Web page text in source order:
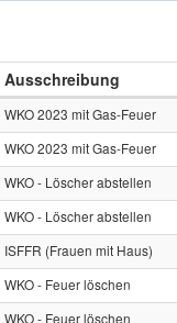
Ausschreibung
WKO 2023 mit Gas-Feuer
WKO 2023 mit Gas-Feuer
WKO - Löscher abstellen
WKO - Löscher abstellen
ISFFR (Frauen mit Haus)
WKO - Feuer löschen
WKO - Feuer löschen